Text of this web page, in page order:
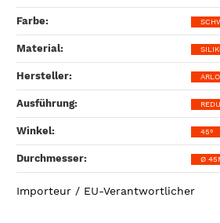
Farbe‍:
Material‍:
Hersteller‍:
Ausführung‍:
Winkel‍: 45°
Durchmesser‍: Ø
Importeur / EU-Verantwortlicher